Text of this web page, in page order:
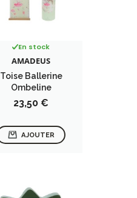
En stock
AMADEUS
Toise Ballerine
Ombeline
Prix
23,50 €
AJOUTER